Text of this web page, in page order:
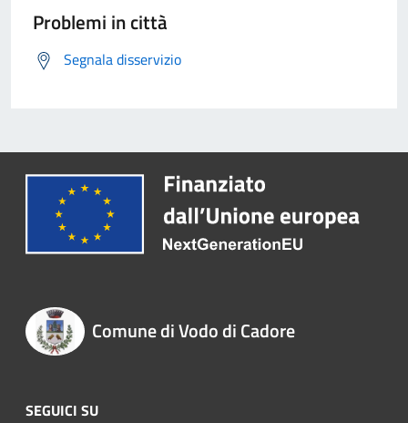
Problemi in città
Segnala disservizio
Comune di Vodo di Cadore
SEGUICI SU